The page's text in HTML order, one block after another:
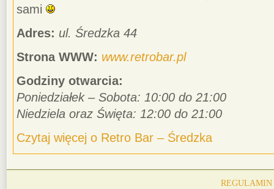
sami
Adres: ul. Średzka 44
Strona WWW: www.retrobar.pl
Godziny otwarcia:
Poniedziałek – Sobota: 10:00 do 21:00
Niedziela oraz Święta: 12:00 do 21:00
Czytaj więcej o Retro Bar – Średzka
REGULAMIN